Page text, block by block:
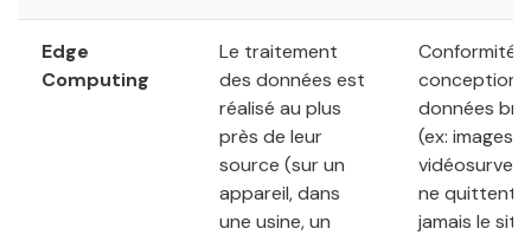
Edge
Computing
Le traitement
des données est
réalisé au plus
près de leur
source (sur un
appareil, dans
une usine, un
Conformité
conception :
données
(ex: images
ne quittent
jamais le site